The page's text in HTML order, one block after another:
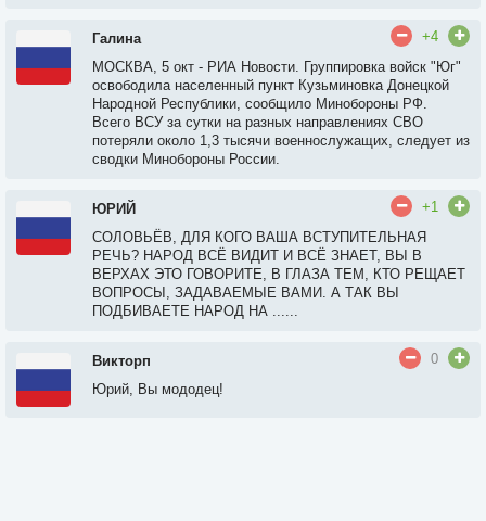
Галина
+4
МОСКВА, 5 окт - РИА Новости. Группировка войск "Юг"
освободила населенный пункт Кузьминовка Донецкой
Народной Республики, сообщило Минобороны РФ.
Всего ВСУ за сутки на разных направлениях СВО
потеряли около 1,3 тысячи военнослужащих, следует из
сводки Минобороны России.
ЮРИЙ
+1
СОЛОВЬЁВ, ДЛЯ КОГО ВАША ВСТУПИТЕЛЬНАЯ
РЕЧЬ? НАРОД ВСЁ ВИДИТ И ВСЁ ЗНАЕТ, ВЫ В
ВЕРХАХ ЭТО ГОВОРИТЕ, В ГЛАЗА ТЕМ, КТО РЕЩАЕТ
ВОПРОСЫ, ЗАДАВАЕМЫЕ ВАМИ. А ТАК ВЫ
ПОДБИВАЕТЕ НАРОД НА ......
Викторп
0
Юрий, Вы мододец!